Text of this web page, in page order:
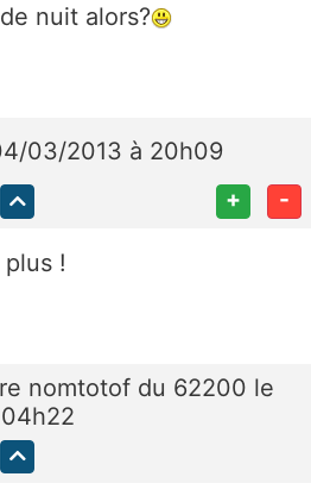
nuit alors?
03/2013 à 20h09
+ -
!
nomtotof du 62200 le